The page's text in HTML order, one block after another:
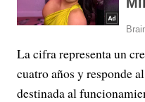
La cifra representa un
cuatro años y responde
destinada al